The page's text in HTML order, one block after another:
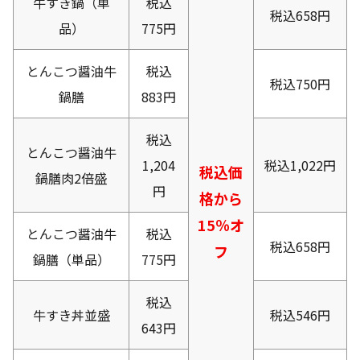
税込価
格から
15％オ
フ
品）
775円
税込658円
とんこつ醤油牛
鍋膳
税込
883円
税込750円
とんこつ醤油牛
鍋膳肉2倍盛
税込
1,204
円
税込1,022円
とんこつ醤油牛
鍋膳（単品）
税込
775円
税込658円
牛すき丼並盛
税込
643円
税込546円